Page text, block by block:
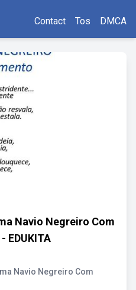
Contact Tos DMCA
Navio Negreiro Com
EDUKITA
Navio Negreiro Com